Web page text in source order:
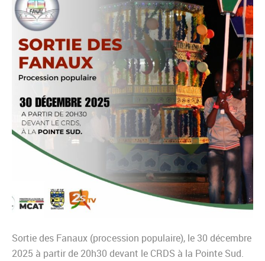
Sortie des Fanaux (procession populaire), le 30 décembre
2025 à partir de 20h30 devant le CRDS à la Pointe Sud.